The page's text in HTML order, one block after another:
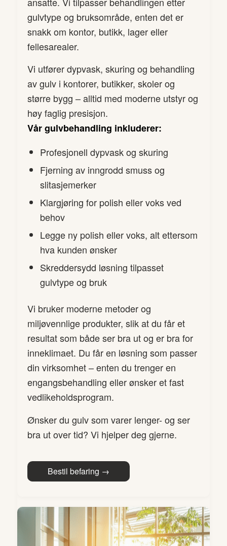
gulvtype og bruksområde, enten det er
snakk om kontor, butikk, lager eller
fellesarealer.
Vi utfører dypvask, skuring og behandling
av gulv i kontorer, butikker, skoler og
større bygg – alltid med moderne utstyr og
høy faglig presisjon.
Vår gulvbehandling inkluderer:
Profesjonell dypvask og skuring
Fjerning av inngrodd smuss og
slitasjemerker
Klargjøring for polish eller voks ved
behov
Legge ny polish eller voks, alt ettersom
hva kunden ønsker
Skreddersydd løsning tilpasset
gulvtype og bruk
Vi bruker moderne metoder og
miljøvennlige produkter, slik at du får et
resultat som både ser bra ut og er bra for
inneklimaet. Du får en løsning som passer
din virksomhet – enten du trenger en
engangsbehandling eller ønsker et fast
vedlikeholdsprogram.
Ønsker du gulv som varer lenger- og ser
bra ut over tid? Vi hjelper deg gjerne.
Bestil befaring →